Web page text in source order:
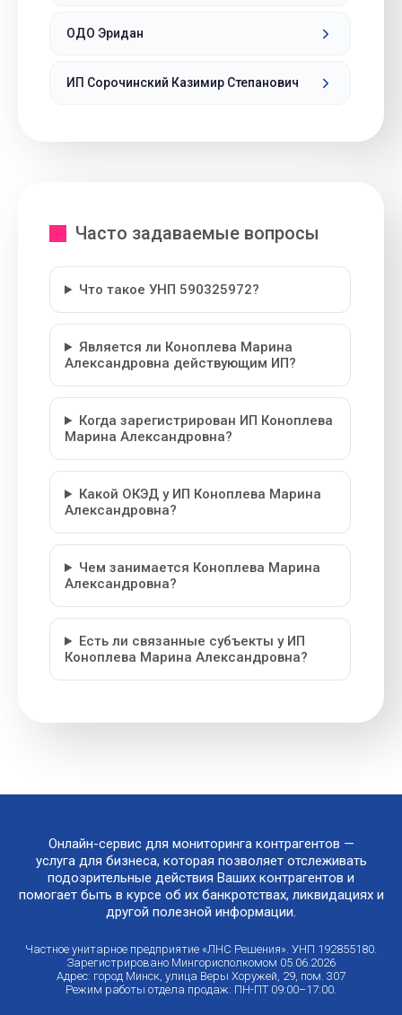
ОДО Эридан
ИП Сорочинский Казимир Степанович
Часто задаваемые вопросы
Что такое УНП 590325972?
Является ли Коноплева Марина
Александровна действующим ИП?
Когда зарегистрирован ИП Коноплева
Марина Александровна?
Какой ОКЭД у ИП Коноплева Марина
Александровна?
Чем занимается Коноплева Марина
Александровна?
Есть ли связанные субъекты у ИП
Коноплева Марина Александровна?
Онлайн-сервис для мониторинга контрагентов —
услуга для бизнеса, которая позволяет отслеживать
подозрительные действия Ваших контрагентов и
помогает быть в курсе об их банкротствах, ликвидациях и
другой полезной информации.
Частное унитарное предприятие «ЛНС Решения». УНП 192855180.
Зарегистрировано Мингорисполкомом 05.06.2026
Адрес: город Минск, улица Веры Хоружей, 29, пом. 307
Режим работы отдела продаж: ПН-ПТ 09:00–17:00.